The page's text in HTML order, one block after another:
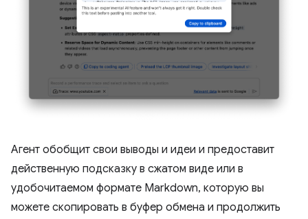
Агент обобщит свои выводы и идеи и предоставит
действенную подсказку в сжатом виде или в
удобочитаемом формате Markdown, которую вы
можете скопировать в буфер обмена и продолжить